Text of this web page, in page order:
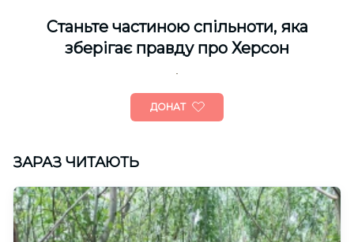
Cтаньте частиною спільноти, яка
зберігає правду про Херсон
ДОНАТ
ЗАРАЗ ЧИТАЮТЬ